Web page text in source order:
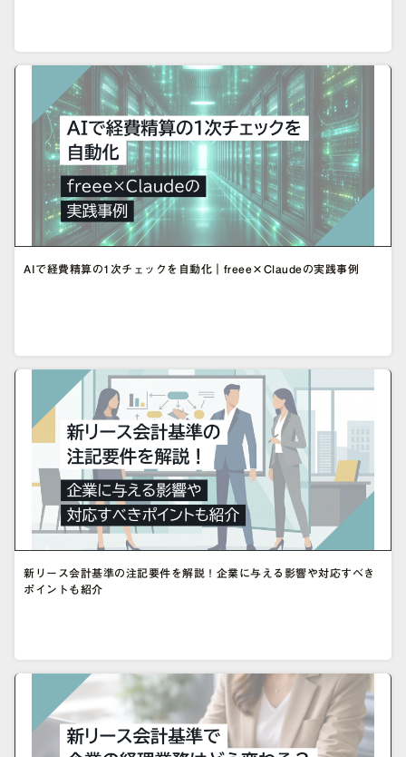
AIで経費精算の1次チェックを自動化｜freee×Claudeの実践事例
新リース会計基準の注記要件を解説！企業に与える影響や対応すべき
ポイントも紹介